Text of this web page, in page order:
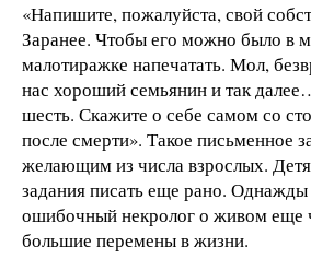
«Напишите, пожалуйста, свой
Заранее. Чтобы его можно было в
малотиражке напечатать. Мол,
нас хороший семьянин и так
шесть. Скажите о себе самом со
после смерти». Такое письменное
желающим из числа взрослых.
задания писать еще рано. Однажды
ошибочный некролог о живом еще
большие перемены в жизни.